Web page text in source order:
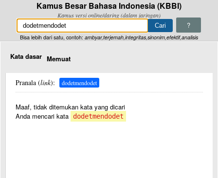
Kamus Besar Bahasa Indonesia (KBBI)
Kamus versi online/daring (dalam jaringan)
?
Bisa lebih dari satu, contoh: ambyar,terjemah,integritas,sinonim,efektif,analisis
Kata dasar Memuat
Pranala (link): dodetmendodet
Maaf, tidak ditemukan kata yang dicari
Anda mencari kata
dodetmendodet